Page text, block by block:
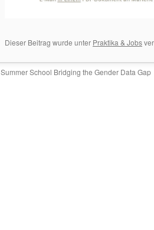
Dieser Beitrag wurde unter Praktika & Jobs
Summer School Bridging the Gender Data Gap